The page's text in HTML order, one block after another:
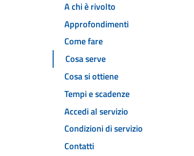
A chi è rivolto
Approfondimenti
Come fare
Cosa serve
Cosa si ottiene
Tempi e scadenze
Accedi al servizio
Condizioni di servizio
Contatti